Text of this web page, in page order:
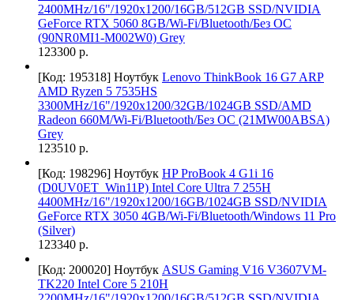
2400MHz/16"/1920x1200/16GB/512GB SSD/NVIDIA
GeForce RTX 5060 8GB/Wi-Fi/Bluetooth/Без ОС
(90NR0MI1-M002W0) Grey
123300 р.
[Код: 195318] Ноутбук Lenovo ThinkBook 16 G7 ARP
AMD Ryzen 5 7535HS
3300MHz/16"/1920x1200/32GB/1024GB SSD/AMD
Radeon 660M/Wi-Fi/Bluetooth/Без ОС (21MW00ABSA)
Grey
123510 р.
[Код: 198296] Ноутбук HP ProBook 4 G1i 16
(D0UV0ET_Win11P) Intel Core Ultra 7 255H
4400MHz/16"/1920x1200/16GB/1024GB SSD/NVIDIA
GeForce RTX 3050 4GB/Wi-Fi/Bluetooth/Windows 11 Pro
(Silver)
123340 р.
[Код: 200020] Ноутбук ASUS Gaming V16 V3607VM-
TK220 Intel Core 5 210H